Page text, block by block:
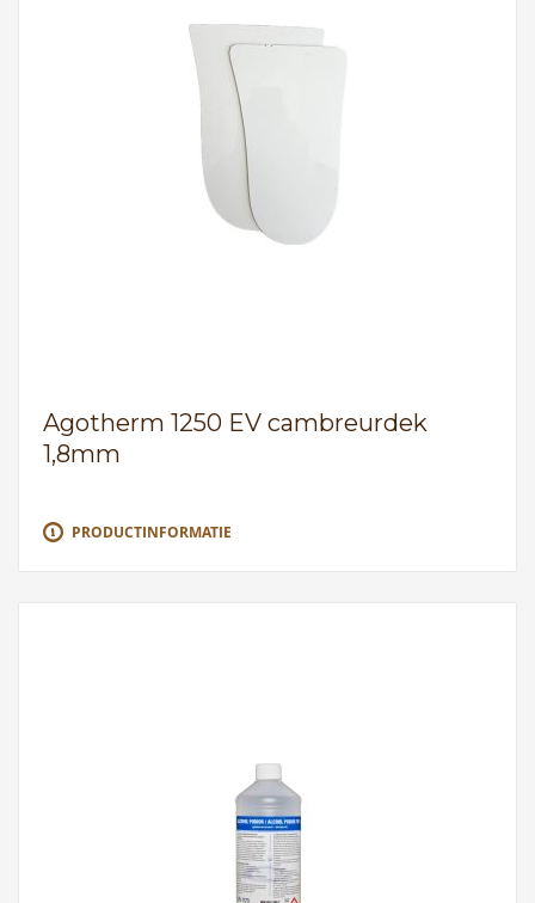
Agotherm 1250 EV cambreurdek
1,8mm
PRODUCTINFORMATIE